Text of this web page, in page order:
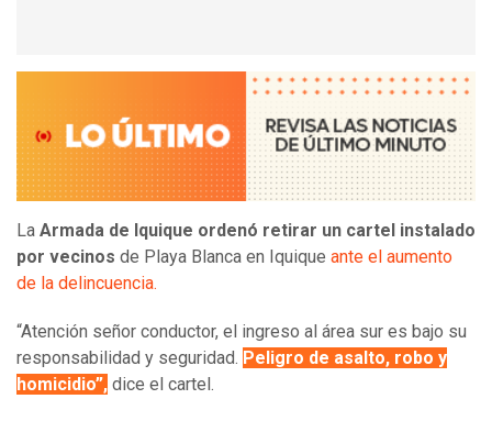
La Armada de Iquique ordenó retirar un cartel instalado
por vecinos de Playa Blanca en Iquique ante el aumento
de la delincuencia.
“Atención señor conductor, el ingreso al área sur es bajo su
responsabilidad y seguridad. Peligro de asalto, robo y
homicidio”, dice el cartel.